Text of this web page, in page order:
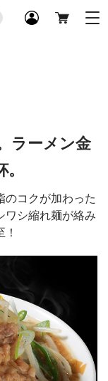
ラーメン金
のコクが加わった
ワシ縮れ麺が絡み